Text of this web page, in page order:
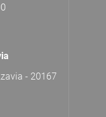
- 20167